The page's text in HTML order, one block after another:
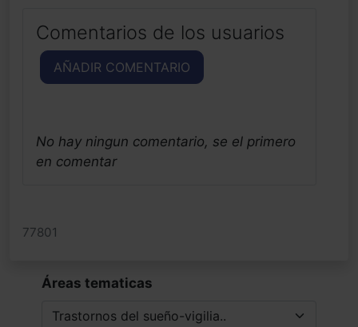
Comentarios de los usuarios
AÑADIR COMENTARIO
No hay ningun comentario, se el primero
en comentar
77801
Áreas tematicas